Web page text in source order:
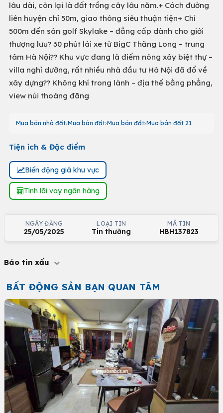
lâu dài, còn lại là đất trồng cây lâu năm.+ Cách đường
liên huyện chỉ 50m, giao thông siêu thuận tiện+ Chỉ
500m đến sân golf Skylake – đẳng cấp dành cho giới
thượng lưu? 30 phút lái xe từ BigC Thăng Long – trung
tâm Hà Nội?? Khu vực đang là điểm nóng xây biệt thự –
villa nghỉ dưỡng, rất nhiều nhà đầu tư Hà Nội đã đổ về
xây dựng?? Không khí trong lành – địa thế bằng phẳng,
view núi thoáng đãng
Mua bán nhà đất Mua bán đất Mua bán đất Mua bán đất 21
Tiện ích & Đặc điểm
Biến động giá khu vực
Tính lãi vay ngân hàng
NGÀY ĐĂNG
25/05/2025
LOẠI TIN
Tin thường
MÃ TIN
HBH137823
Báo tin xấu
BẤT ĐỘNG SẢN BẠN QUAN TÂM